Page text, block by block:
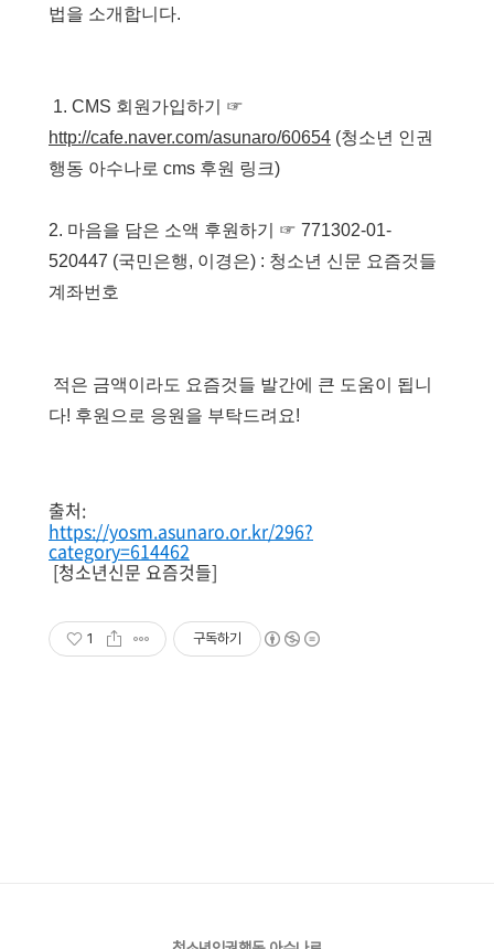
법을 소개합니다.
1. CMS 회원가입하기 ☞
http://cafe.naver.com/asunaro/60654 (청소년 인권
행동 아수나로 cms 후원 링크)
2. 마음을 담은 소액 후원하기 ☞ 771302-01-
520447 (국민은행, 이경은) : 청소년 신문 요즘것들
계좌번호
적은 금액이라도 요즘것들 발간에 큰 도움이 됩니
다! 후원으로 응원을 부탁드려요!
출처:
https://yosm.asunaro.or.kr/296?
category=614462
[청소년신문 요즘것들]
1 구독하기